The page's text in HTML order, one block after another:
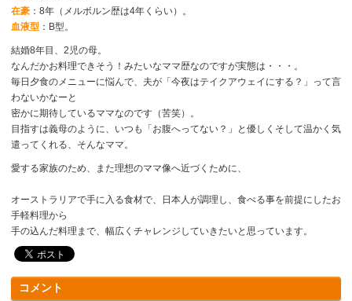
在豪 ：8年（メルボルン歴は4年くらい）。
血液型 ：B型。
結婚8年目、2児の母。
なんだかお料理できそう！みたいなママ歴なのですが実態は・・・。
毎日夕食のメニューに悩んで、夫が「今夜はテイクアウェイにする？」って言
わないかなーと
密かに期待しているママなのです（苦笑）。
目指すは義母のように、いつも「お腹へってない？」と優しくそして温かく気
遣ってくれる、そんなママ。
愛する家族のため、また理想のママ像へ近づくために、
オーストラリアで手に入る食材で、日本人が調理し、食べる事を前提にしたお
手軽料理から
手の込んだ料理まで、幅広くチャレンジしていきたいと思っています。
コメント